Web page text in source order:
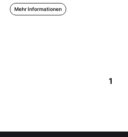
Mehr Informationen
1